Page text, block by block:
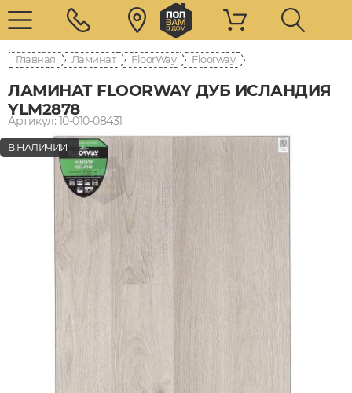
Главная Ламинат FloorWay Floorway
ЛАМИНАТ FLOORWAY ДУБ ИСЛАНДИЯ
YLM2878
Артикул: 10-010-08431
В НАЛИЧИИ